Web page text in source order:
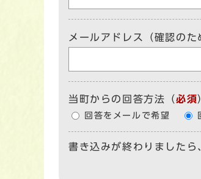
メールアドレス（確認のた
当町からの回答方法 （必須
回答をメールで希望
書き込みが終わりましたら